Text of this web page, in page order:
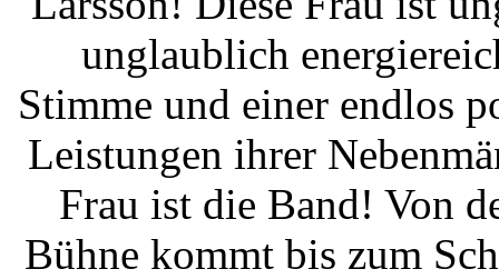
unglaublich
Stimme und einer endlos
Leistungen ihrer
Frau ist die Band! Von
Bühne kommt bis zum